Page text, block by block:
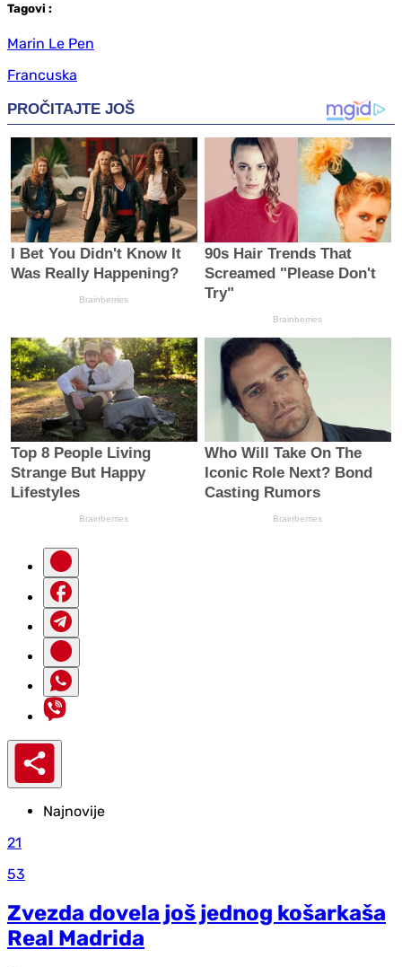
Tagovi :
Marin Le Pen
Francuska
Najnovije
21
53
Zvezda dovela još jednog košarkaša
Real Madrida